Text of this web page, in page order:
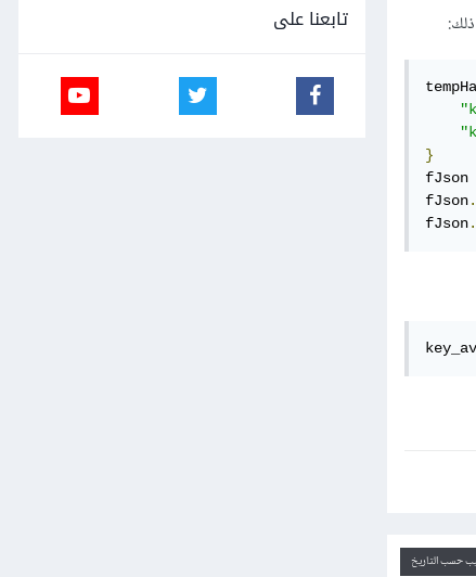
}
fJson
fJson.
fJson.
حسب التاريخ
تابعنا على